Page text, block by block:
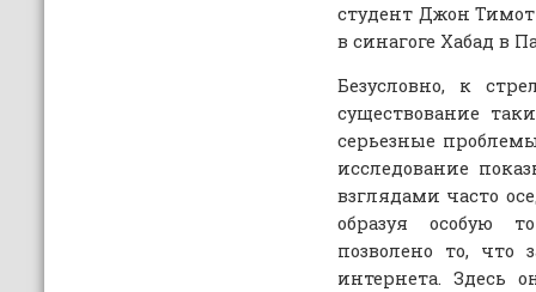
студент Джон
в синагоге Хабад в
Безусловно, к
существование
серьезные
исследование
взглядами часто
образуя особую
позволено то, что
интернета. Здесь